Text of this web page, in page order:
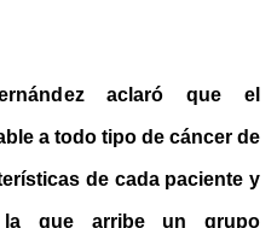
aclaró que el
a todo tipo de cáncer de
de cada paciente y
que arribe un grupo